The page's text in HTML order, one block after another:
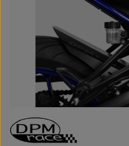
Salta la galleria di immagini